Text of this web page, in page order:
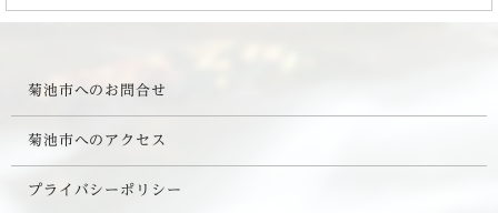
菊池市へのお問合せ
菊池市へのアクセス
プライバシーポリシー